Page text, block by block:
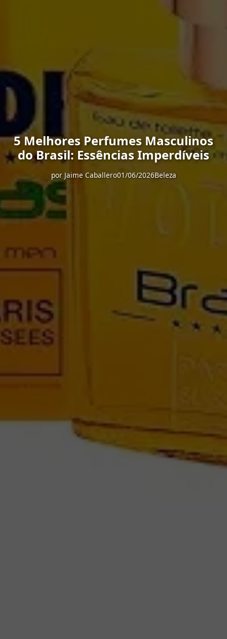
5 Melhores Perfumes Masculinos
do Brasil: Essências Imperdíveis
por Jaime Caballero01/06/2026Beleza